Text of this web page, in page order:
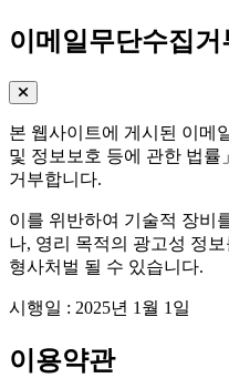
이메일무단수집거
본 웹사이트에 게시된 이메
및 정보보호 등에 관한 법
거부합니다.
이를 위반하여 기술적 장비
나, 영리 목적의 광고성 정
형사처벌 될 수 있습니다.
시행일 : 2025년 1월 1일
이용약관